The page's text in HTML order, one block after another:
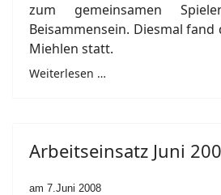
zum gemeinsamen
Beisammensein. Diesmal fand
Miehlen statt.
Weiterlesen …
Arbeitseinsatz Juni
am 7.Juni 2008